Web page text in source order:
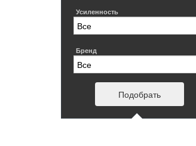
Усиленность
Бренд